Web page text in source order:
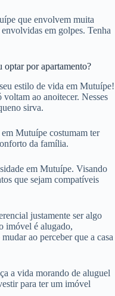
que envolvem muita
em golpes. Tenha
por apartamento?
estilo de vida em Mutuípe!
voltam ao anoitecer. Nesses
sirva.
em Mutuípe costumam ter
da família.
em Mutuípe. Visando
que sejam compatíveis
justamente ser algo
imóvel é alugado,
ao perceber que a casa
a vida morando de aluguel
para ter um imóvel